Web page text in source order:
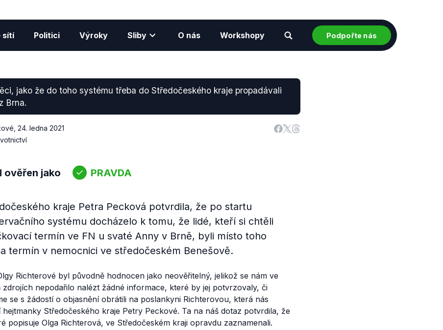
sítí Politici Výroky Sliby O nás Workshopy Podpořte nás
jako že do toho systému třeba do Středočeského kraje propadávali
Brna.
24. ledna 2021
ověřen jako PRAVDA
kraje Petra Pecková potvrdila, že po startu
systému docházelo k tomu, že lidé, kteří si chtěli
termín ve FN u svaté Anny v Brně, byli místo toho
termín v nemocnici ve středočeském Benešově.
Richterové byl původně hodnocen jako neověřitelný, jelikož se nám ve
nepodařilo nalézt žádné informace, které by jej potvrzovaly, či
se s žádostí o objasnění obrátili na poslankyni Richterovou, která nás
Středočeského kraje Petry Peckové. Ta na náš dotaz potvrdila, že
popisuje Olga Richterová, ve Středočeském kraji opravdu zaznamenali.